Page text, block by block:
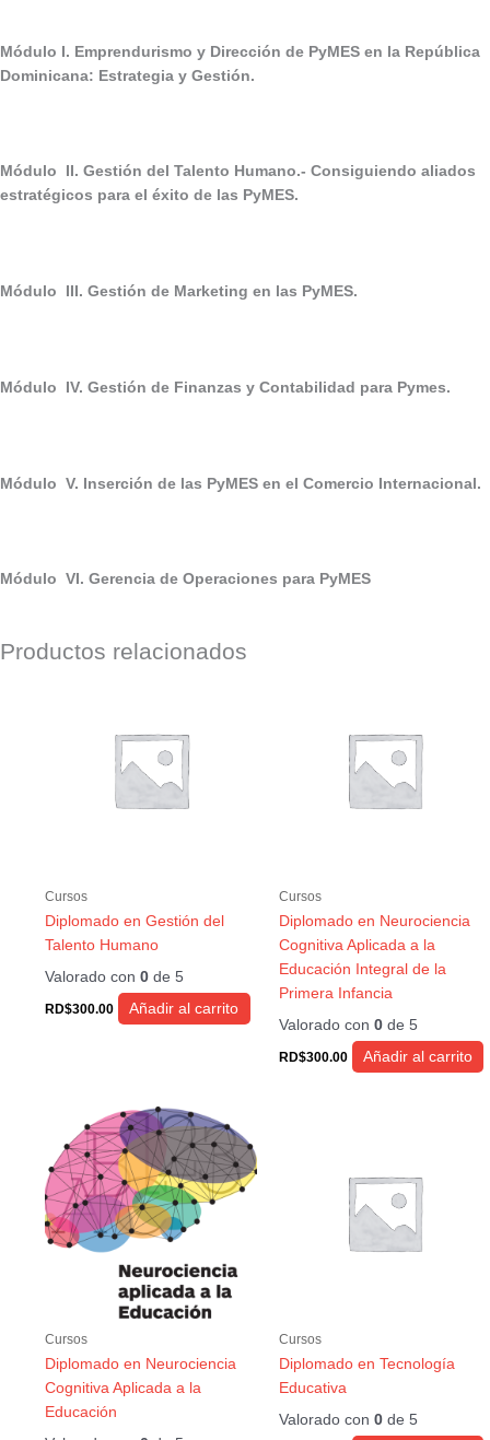
Módulo I. Emprendurismo y Dirección de PyMES en la República
Dominicana: Estrategia y Gestión.
Módulo II. Gestión del Talento Humano.- Consiguiendo aliados
estratégicos para el éxito de las PyMES.
Módulo III. Gestión de Marketing en las PyMES.
Módulo IV. Gestión de Finanzas y Contabilidad para Pymes.
Módulo V. Inserción de las PyMES en el Comercio Internacional.
Módulo VI. Gerencia de Operaciones para PyMES
Productos relacionados
Cursos
Diplomado en Gestión del
Talento Humano
Valorado con0 de 5
RD$300.00 Añadir al carrito
Cursos
Diplomado en Neurociencia
Cognitiva Aplicada a la
Educación Integral de la
Primera Infancia
Valorado con 0de 5
RD$300.00 Añadir al carrito
Cursos
Diplomado en Neurociencia
Cognitiva Aplicada a la
Educación
Cursos
Diplomado en Tecnología
Educativa
Valorado con 0de 5